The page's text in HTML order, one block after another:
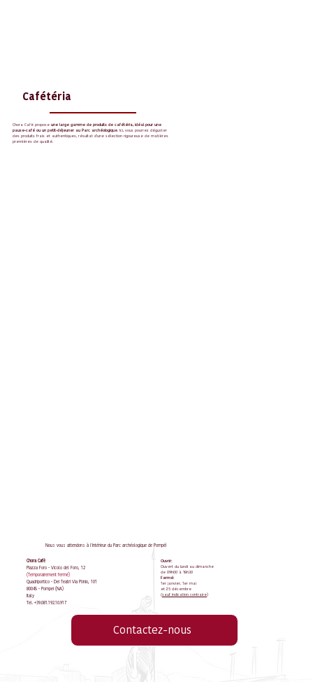
Cafétéria
Chora Cafè propose une large gamme de produits de cafétéria, idéal pour une
pause-café ou un petit-déjeuner au Parc archéologique. Ici, vous pourrez déguster
des produits frais et authentiques, résultat d'une sélection rigoureuse de matières
premières de qualité.
Nous vous attendons à l'intérieur du Parc archéologique de Pompéi
Chora Cafè
Piazza Foro - Vicolo del Foro, 12
(Temporairement fermé)
Quadriportico - Dei Teatri Via Plinio, 101
80045 - Pompei (NA)
Italy
Tel. +39.081.192.10.917
Ouvrir:
Ouvert du lundi au dimanche
de 09h00 à 18h30
Fermé:
1er janvier, 1er mai
et 25 décembre
(sauf indication contraire)
Contactez-nous